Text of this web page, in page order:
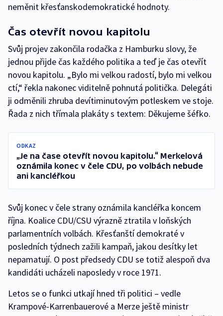
neměnit křesťanskodemokratické hodnoty.
Čas otevřít novou kapitolu
Svůj projev zakončila rodačka z Hamburku slovy, že
jednou přijde čas každého politika a teď je čas otevřít
novou kapitolu. „Bylo mi velkou radostí, bylo mi velkou
ctí,“ řekla nakonec viditelně pohnutá politička. Delegáti
ji odměnili zhruba devítiminutovým potleskem ve stoje.
Řada z nich třímala plakáty s textem: Děkujeme šéfko.
ODKAZ
„Je na čase otevřít novou kapitolu.“ Merkelová
oznámila konec v čele CDU, po volbách nebude
ani kancléřkou
Svůj konec v čele strany oznámila kancléřka koncem
října. Koalice CDU/CSU výrazně ztratila v loňských
parlamentních volbách. Křesťanští demokraté v
posledních týdnech zažili kampaň, jakou desítky let
nepamatují. O post předsedy CDU se totiž alespoň dva
kandidáti ucházeli naposledy v roce 1971.
Letos se o funkci utkají hned tři politici – vedle
Krampové-Karrenbauerové a Merze ještě ministr